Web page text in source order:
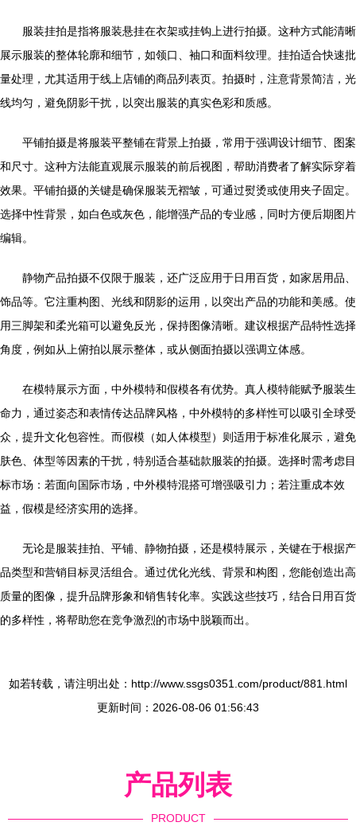
服装挂拍是指将服装悬挂在衣架或挂钩上进行拍摄。这种方式能清晰
展示服装的整体轮廓和细节，如领口、袖口和面料纹理。挂拍适合快速批
量处理，尤其适用于线上店铺的商品列表页。拍摄时，注意背景简洁，光
线均匀，避免阴影干扰，以突出服装的真实色彩和质感。
平铺拍摄是将服装平整铺在背景上拍摄，常用于强调设计细节、图案
和尺寸。这种方法能直观展示服装的前后视图，帮助消费者了解实际穿着
效果。平铺拍摄的关键是确保服装无褶皱，可通过熨烫或使用夹子固定。
选择中性背景，如白色或灰色，能增强产品的专业感，同时方便后期图片
编辑。
静物产品拍摄不仅限于服装，还广泛应用于日用百货，如家居用品、
饰品等。它注重构图、光线和阴影的运用，以突出产品的功能和美感。使
用三脚架和柔光箱可以避免反光，保持图像清晰。建议根据产品特性选择
角度，例如从上俯拍以展示整体，或从侧面拍摄以强调立体感。
在模特展示方面，中外模特和假模各有优势。真人模特能赋予服装生
命力，通过姿态和表情传达品牌风格，中外模特的多样性可以吸引全球受
众，提升文化包容性。而假模（如人体模型）则适用于标准化展示，避免
肤色、体型等因素的干扰，特别适合基础款服装的拍摄。选择时需考虑目
标市场：若面向国际市场，中外模特混搭可增强吸引力；若注重成本效
益，假模是经济实用的选择。
无论是服装挂拍、平铺、静物拍摄，还是模特展示，关键在于根据产
品类型和营销目标灵活组合。通过优化光线、背景和构图，您能创造出高
质量的图像，提升品牌形象和销售转化率。实践这些技巧，结合日用百货
的多样性，将帮助您在竞争激烈的市场中脱颖而出。
如若转载，请注明出处：http://www.ssgs0351.com/product/881.html
更新时间：2026-08-06 01:56:43
产品列表
PRODUCT